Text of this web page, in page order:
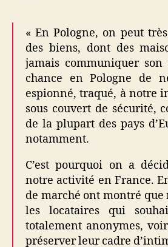
« En Pologne, on peut
des biens, dont des
jamais communiquer
chance en Pologne de
espionné, traqué, à notre
sous couvert de sécurité,
de la plupart des pays
notamment.
C’est pourquoi on a
notre activité en France.
de marché ont montré
les locataires qui
totalement anonymes,
préserver leur cadre